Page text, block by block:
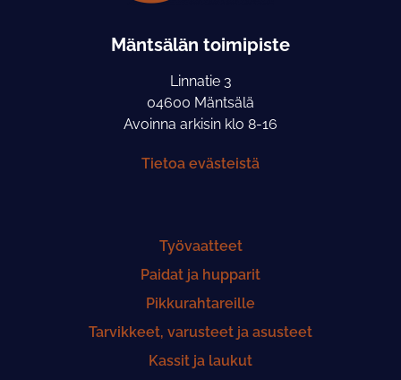
Mäntsälän toimipiste
Linnatie 3
04600 Mäntsälä
Avoinna arkisin klo 8-16
Tietoa evästeistä
Työvaatteet
Paidat ja hupparit
Pikkurahtareille
Tarvikkeet, varusteet ja asusteet
Kassit ja laukut